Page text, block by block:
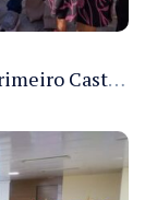
Governo do Amazonas inaugura primeiro Castramóvel Fluvial para atendimento veterinário às comunidades ribeirinhas e castração gratuita